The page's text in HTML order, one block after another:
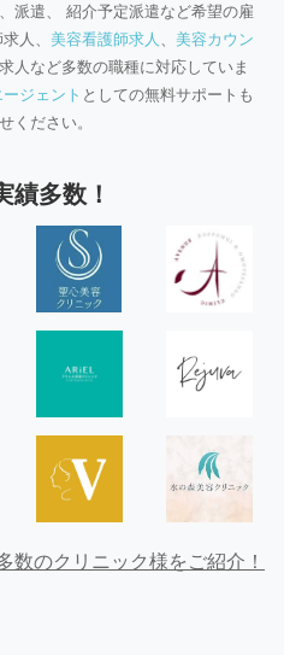
派遣、 紹介予定派遣など希望の雇
人、 美容看護師求人
美容カウン
人など多数の職種に対応していま
ジェント としての無料サポートも
ください。
績多数！
数のクリニック様をご紹介！